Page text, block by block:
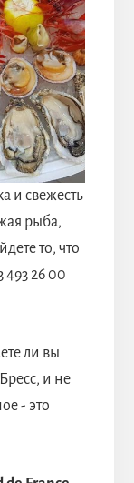
и свежесть
рыба,
то, что
493 26 00
ли вы
и не
- это